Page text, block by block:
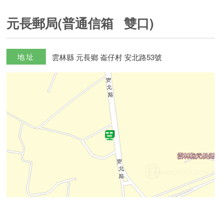
元長郵局(普通信箱 雙口)
地址 雲林縣 元長鄉 崙仔村 安北路53號